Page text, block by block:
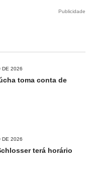
Publicidade
DE 2026
toma conta de
DE 2026
terá horário